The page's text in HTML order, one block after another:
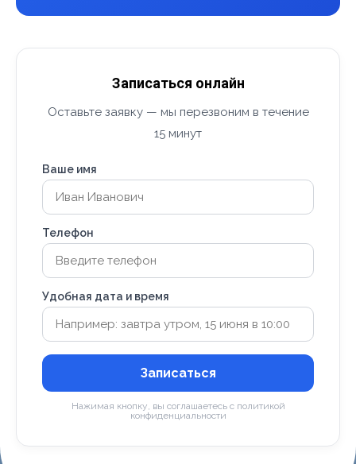
Записаться онлайн
Оставьте заявку — мы перезвоним в течение
15 минут
Ваше имя
Телефон
Удобная дата и время
Записаться
Нажимая кнопку, вы соглашаетесь с политикой
конфиденциальности